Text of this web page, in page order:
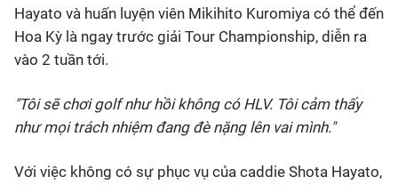
Hayato và huấn luyện viên Mikihito Kuromiya có thể đến
Hoa Kỳ là ngay trước giải Tour Championship, diễn ra
vào 2 tuần tới.
"Tôi sẽ chơi golf như hồi không có HLV. Tôi cảm thấy
như mọi trách nhiệm đang đè nặng lên vai mình."
Với việc không có sự phục vụ của caddie Shota Hayato,